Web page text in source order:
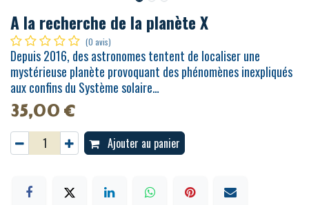
A la recherche de la planète X
(0 avis)
Depuis 2016, des astronomes tentent de localiser une
mystérieuse planète provoquant des phénomènes inexpliqués
aux confins du Système solaire…
35,00€
Ajouter au panier